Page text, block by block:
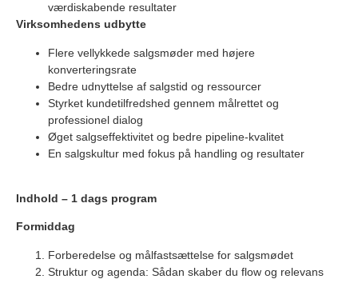
værdiskabende resultater
Virksomhedens udbytte
Flere vellykkede salgsmøder med højere
konverteringsrate
Bedre udnyttelse af salgstid og ressourcer
Styrket kundetilfredshed gennem målrettet og
professionel dialog
Øget salgseffektivitet og bedre pipeline-kvalitet
En salgskultur med fokus på handling og resultater
Indhold – 1 dags program
Formiddag
Forberedelse og målfastsættelse for salgsmødet
Struktur og agenda: Sådan skaber du flow og relevans